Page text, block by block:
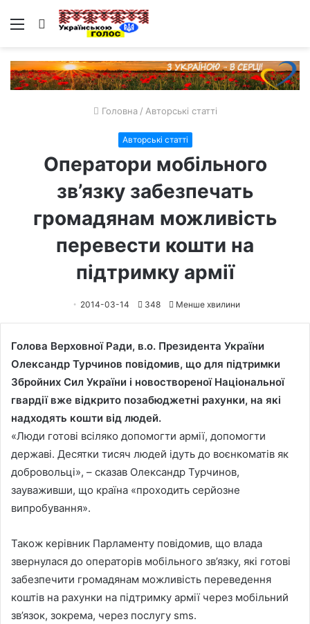
Меню Пошук
Головна / Авторські статті
Авторські статті
Оператори мобільного
зв’язку забезпечать
громадянам можливість
перевести кошти на
підтримку армії
2014-03-14 348 Менше хвилини
Голова Верховної Ради, в.о. Президента України
Олександр Турчинов повідомив, що для підтримки
Збройних Сил України і новоствореної Національної
гвардії вже відкрито позабюджетні рахунки, на які
надходять кошти від людей.
«Люди готові всіляко допомогти армії, допомогти
державі. Десятки тисяч людей ідуть до воєнкоматів як
добровольці», – сказав Олександр Турчинов,
зауваживши, що країна «проходить серйозне
випробування».
Також керівник Парламенту повідомив, що влада
звернулася до операторів мобільного зв’язку, які готові
забезпечити громадянам можливість переведення
коштів на рахунки на підтримку армії через мобільний
зв’язок, зокрема, через послугу sms.